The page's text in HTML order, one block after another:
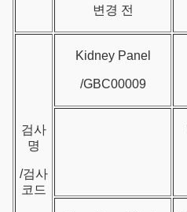
변경 전
검사
명
/검사
코드
Kidney Panel
/GBC00009